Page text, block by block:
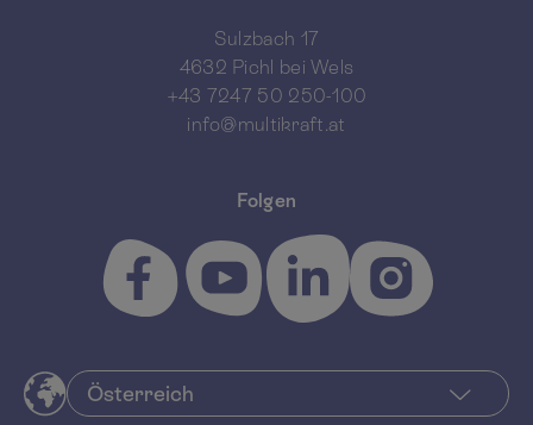
Folgen
Sulzbach 17
4632 Pichl bei Wels
+43 7247 50 250-100
info@multikraft.at